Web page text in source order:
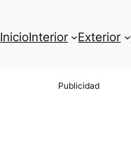
InicioInterior Exterior